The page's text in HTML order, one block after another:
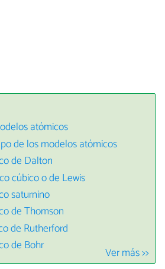
atómicos
de los modelos atómicos
de Dalton
cúbico o de Lewis
saturnino
de Thomson
de Rutherford
de Bohr
Ver más >>